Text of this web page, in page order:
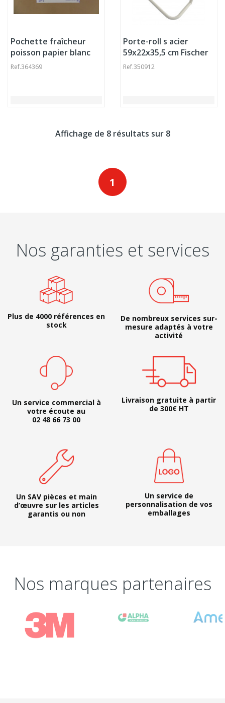
Pochette fraîcheur
poisson papier blanc
25x25 cm (1000 pièces)
Ref.364369
Porte-roll s acier
59x22x35,5 cm Fischer
Ref.350912
Affichage de 8 résultats sur 8
1
Nos garanties et services
Plus de 4000 références en
stock
De nombreux services sur-
mesure adaptés à votre
activité
Un service commercial à
votre écoute au
02 48 66 73 00
Livraison gratuite à partir
de 300€ HT
Un SAV pièces et main
d’œuvre sur les articles
garantis ou non
Un service de
personnalisation de vos
emballages
Nos marques partenaires